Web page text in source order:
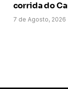
corrida do
7 de Agosto, 2026